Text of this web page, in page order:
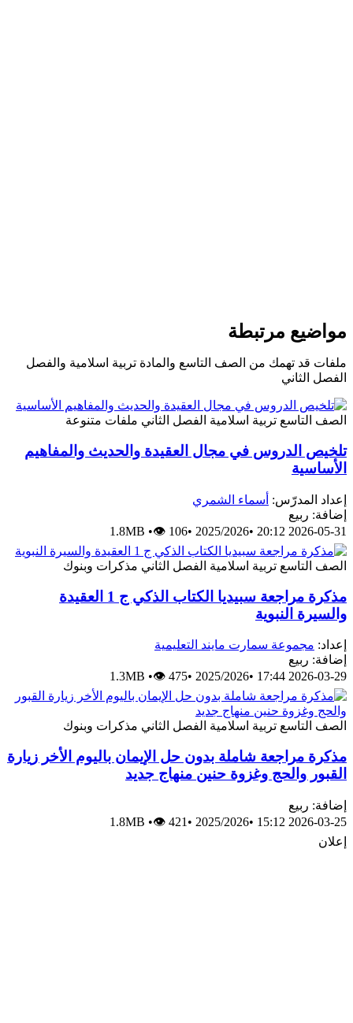
مواضيع مرتبطة
ملفات قد تهمك من الصف التاسع والمادة تربية اسلامية والفصل
الفصل الثاني
الصف التاسع تربية اسلامية الفصل الثاني ملفات متنوعة
تلخيص الدروس في مجال العقيدة والحديث والمفاهيم
الأساسية
إعداد المدرّس: أسماء الشمري
إضافة: ربيع
2026-05-31 20:12
•
2025/2026
•
1.8MB •👁 106
الصف التاسع تربية اسلامية الفصل الثاني مذكرات وبنوك
مذكرة مراجعة سبيديا الكتاب الذكي ج 1 العقيدة
والسيرة النبوية
إعداد: مجموعة سمارت مايند التعليمية
إضافة: ربيع
2026-03-29 17:44
•
2025/2026
•
1.3MB •👁 475
الصف التاسع تربية اسلامية الفصل الثاني مذكرات وبنوك
مذكرة مراجعة شاملة بدون حل الإيمان باليوم الأخر زيارة
القبور والحج وغزوة حنين منهاج جديد
إضافة: ربيع
2026-03-25 15:12
•
2025/2026
•
1.8MB •👁 421
إعلان